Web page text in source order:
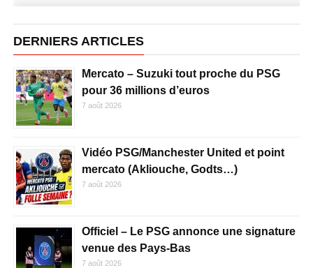
DERNIERS ARTICLES
Mercato – Suzuki tout proche du PSG
pour 36 millions d’euros
7 août 2026
Vidéo PSG/Manchester United et point
mercato (Akliouche, Godts…)
7 août 2026
Officiel – Le PSG annonce une signature
venue des Pays-Bas
7 août 2026